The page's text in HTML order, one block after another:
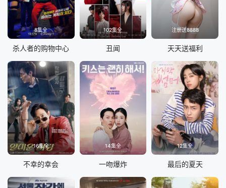
8集全
杀人者的购物中心
102集全
丑闻
注册送8888
天天送福利
16集全
不幸的幸会
14集全
一吻爆炸
12集全
最后的夏天